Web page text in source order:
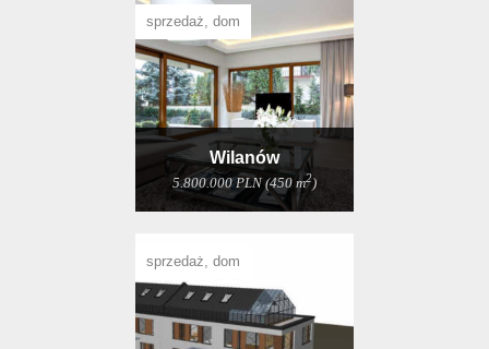
sprzedaż, dom
Wilanów
5.800.000 PLN (450 m2)
sprzedaż, dom